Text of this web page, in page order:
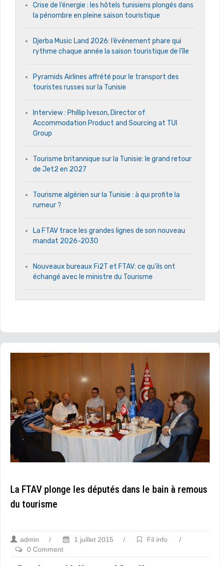
Crise de l’énergie : les hôtels tunisiens plongés dans
la pénombre en pleine saison touristique
Djerba Music Land 2026: l’événement phare qui
rythme chaque année la saison touristique de l’île
Pyramids Airlines affrété pour le transport des
touristes russes sur la Tunisie
Interview : Phillip Iveson, Director of
Accommodation Product and Sourcing at TUI
Group
Tourisme britannique sur la Tunisie: le grand retour
de Jet2 en 2027
Tourisme algérien sur la Tunisie : à qui profite la
rumeur ?
La FTAV trace les grandes lignes de son nouveau
mandat 2026-2030
Nouveaux bureaux Fi2T et FTAV: ce qu’ils ont
échangé avec le ministre du Tourisme
La FTAV plonge les députés dans le bain à remous
du tourisme
admin / 1 juillet 2015 / Fil info
/
0 Comment